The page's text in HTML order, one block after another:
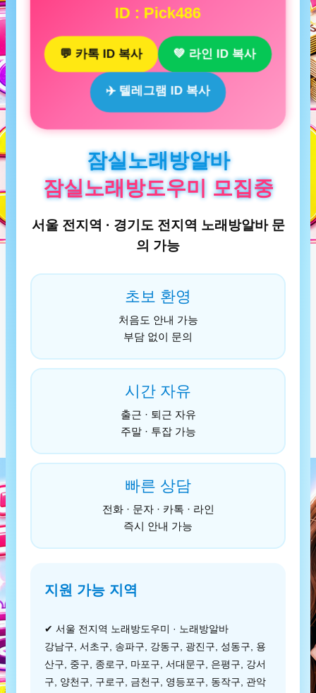
ID : Pick486
💬 카톡 ID 복사 💚 라인 ID 복사
✈️ 텔레그램 ID 복사
잠실노래방알바
잠실노래방도우미 모집중
서울 전지역 · 경기도 전지역 노래방알바 문
의 가능
초보 환영
처음도 안내 가능
부담 없이 문의
시간 자유
출근 · 퇴근 자유
주말 · 투잡 가능
빠른 상담
전화 · 문자 · 카톡 · 라인
즉시 안내 가능
지원 가능 지역
✔ 서울 전지역 노래방도우미 · 노래방알바
강남구, 서초구, 송파구, 강동구, 광진구, 성동구, 용
산구, 중구, 종로구, 마포구, 서대문구, 은평구, 강서
구, 양천구, 구로구, 금천구, 영등포구, 동작구, 관악